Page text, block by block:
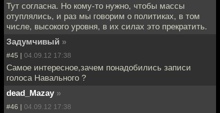
Тут согласна. Но кому-то нужно, чтобы массы
отуплялись, и раз мы говорим о политиках, в том
числе, высокого уровня, в их силах это прекратить.
Задумчивый »
#45 | 04.09.12 17:38
Самое интересное,зачем понадобились записи
голоса Навального ?
dead_Mazay »
#46 | 04.09.12 17:38